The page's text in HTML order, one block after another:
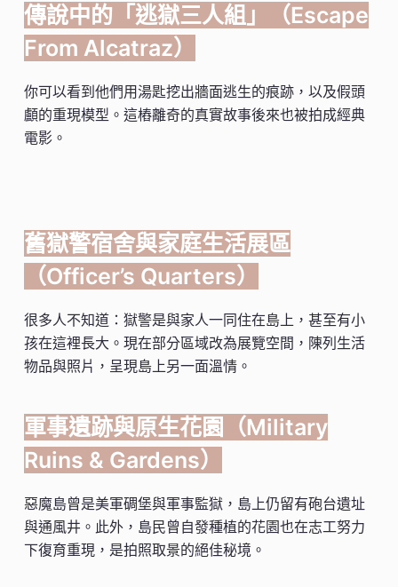
傳說中的「逃獄三人組」（Escape
From Alcatraz）
你可以看到他們用湯匙挖出牆面逃生的痕跡，以及假頭
顱的重現模型。這樁離奇的真實故事後來也被拍成經典
電影。
舊獄警宿舍與家庭生活展區
（Officer’s Quarters）
很多人不知道：獄警是與家人一同住在島上，甚至有小
孩在這裡長大。現在部分區域改為展覽空間，陳列生活
物品與照片，呈現島上另一面溫情。
軍事遺跡與原生花園（Military
Ruins & Gardens）
惡魔島曾是美軍碉堡與軍事監獄，島上仍留有砲台遺址
與通風井。此外，島民曾自發種植的花園也在志工努力
下復育重現，是拍照取景的絕佳秘境。